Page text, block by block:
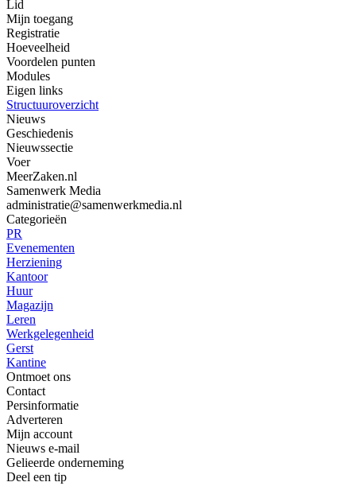
Lid
Mijn toegang
Registratie
Hoeveelheid
Voordelen punten
Modules
Eigen links
Structuuroverzicht
Nieuws
Geschiedenis
Nieuwssectie
Voer
MeerZaken.nl
Samenwerk Media
administratie@samenwerkmedia.nl
Categorieën
PR
Evenementen
Herziening
Kantoor
Huur
Magazijn
Leren
Werkgelegenheid
Gerst
Kantine
Ontmoet ons
Contact
Persinformatie
Adverteren
Mijn account
Nieuws e-mail
Gelieerde onderneming
Deel een tip